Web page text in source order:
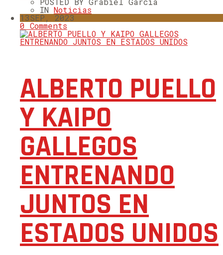
IN Noticias
13SEP, 2023
0 Comments
ALBERTO PUELLO
Y KAIPO
GALLEGOS
ENTRENANDO
JUNTOS EN
ESTADOS UNIDOS